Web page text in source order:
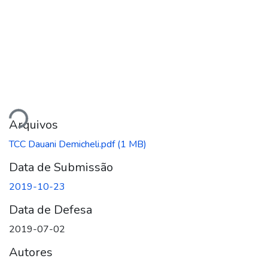
Arquivos
TCC Dauani Demicheli.pdf(1 MB)
Data de Submissão
2019-10-23
Data de Defesa
2019-07-02
Autores